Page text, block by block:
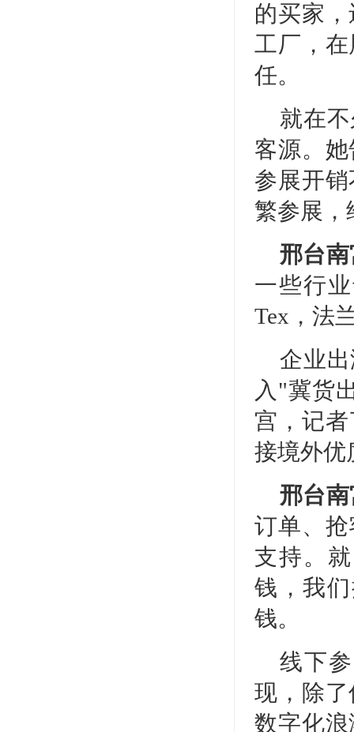
的买家
工厂，
任。
就在
客源。
参展开
繁参展，
邢台
一些行
Tex，法
企业
入"冀货
宫，记
接境外优
邢台
订单、
支持。
钱，我
钱。
线下
现，除
数字化